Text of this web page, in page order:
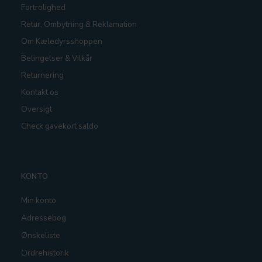
Fortrolighed
Retur, Ombytning & Reklamation
Om Kæledyrsshoppen
Betingelser & Vilkår
Returnering
Kontakt os
Oversigt
Check gavekort saldo
KONTO
Min konto
Adressebog
Ønskeliste
Ordrehistorik